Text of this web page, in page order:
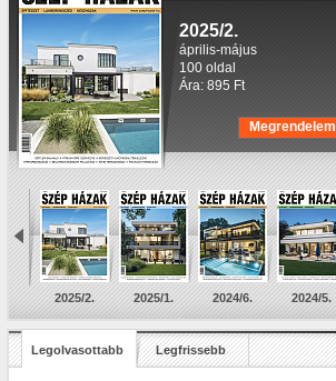
2025/2.
április-május
100 oldal
Ára: 895 Ft
Megrendelem
2025/2. 2025/1. 2024/6. 2024/5.
Legolvasottabb Legfrissebb